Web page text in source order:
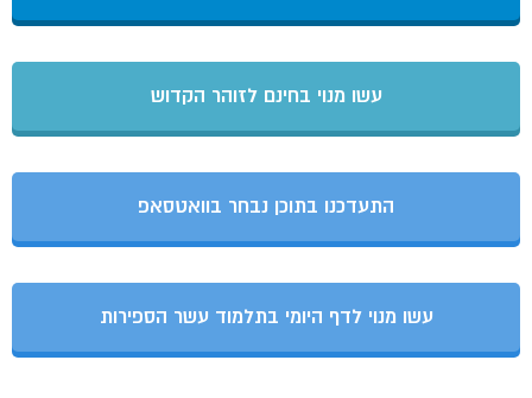
עשו מנוי בחינם לזוהר הקדוש
התעדכנו בתוכן נבחר בוואטסאפ
עשו מנוי לדף היומי בתלמוד עשר הספירות